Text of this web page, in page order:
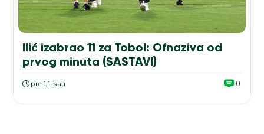
Ilić izabrao 11 za Tobol: Ofnaziva od
prvog minuta (SASTAVI)
pre 11 sati 0